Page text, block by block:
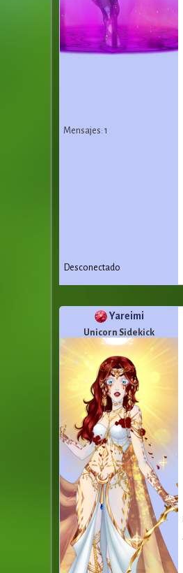
Mensajes: 1
Desconectado
Yareimi
Unicorn Sidekick